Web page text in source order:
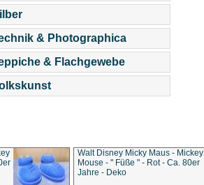
& Photographica
& Flachgewebe
Walt Disney Micky Maus - Mickey
Mouse - " Füße " - Rot - Ca. 80er
Jahre - Deko